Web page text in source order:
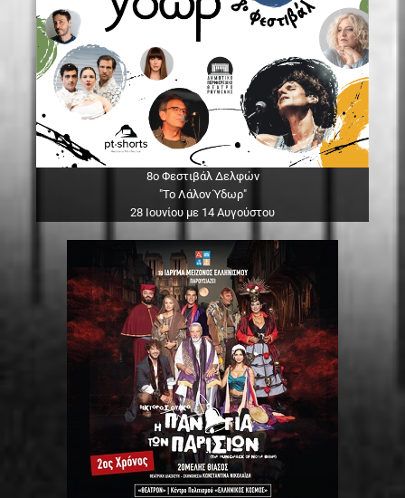
8ο Φεστιβάλ Δελφών
"Το Λάλον Ύδωρ"
28 Ιουνίου με 14 Αυγούστου